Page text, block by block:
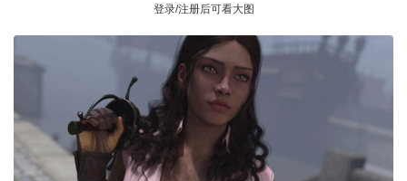
登录/注册后可看大图